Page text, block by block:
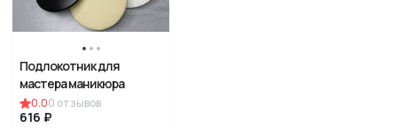
Подлокотник для
мастера маникюра
0.00 отзывов
616 ₽